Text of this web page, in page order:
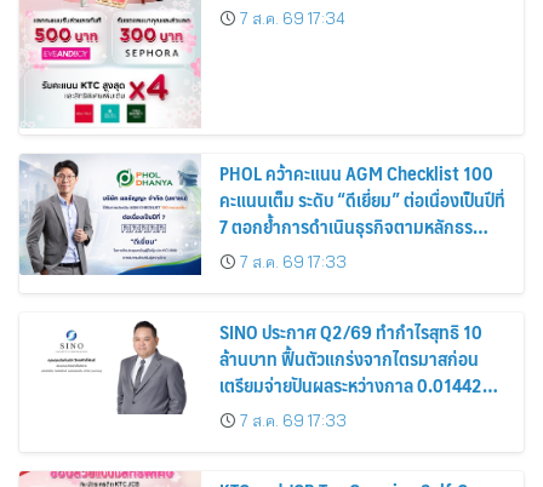
7 ส.ค. 69 17:34
PHOL คว้าคะแนน AGM Checklist 100
คะแนนเต็ม ระดับ “ดีเยี่ยม” ต่อเนื่องเป็นปีที่
7 ตอกย้ำการดำเนินธุรกิจตามหลักธร
รมาภิบาล โปร่งใส สร้างความเชื่อมั่นผู้ถือ
หุ้น
7 ส.ค. 69 17:33
SINO ประกาศ Q2/69 ทำกำไรสุทธิ 10
ล้านบาท ฟื้นตัวแกร่งจากไตรมาสก่อน
เตรียมจ่ายปันผลระหว่างกาล 0.014423
บาทต่อหุ้น ครึ่งปีหลังมุ่งเติบโตต่อเนื่อง
7 ส.ค. 69 17:33